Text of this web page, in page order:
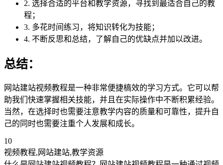
2. 选择合适的平台和教学资源，寻找到最适合自己的教
程；
3. 多花时间练习，将知识转化为技能；
4. 不断反思和总结，了解自己的优缺点并加以改进。
总结：
网站建站视频教程是一种非常便捷槁效的学习方式。它可以帮
助我们快速掌握相关技能，并且在实际操作中不断积累经验。
当然，在选择时也需要注意教学内容的质量和可靠性，提升自
己的同时也需要注重个人发展和成长。
10
视频教程,网站建站,教学资源